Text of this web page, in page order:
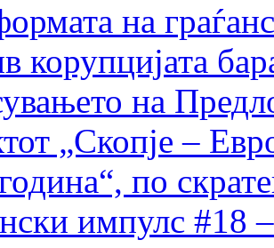
на
корупцијата
на
„Скопје –
по
импулс #18